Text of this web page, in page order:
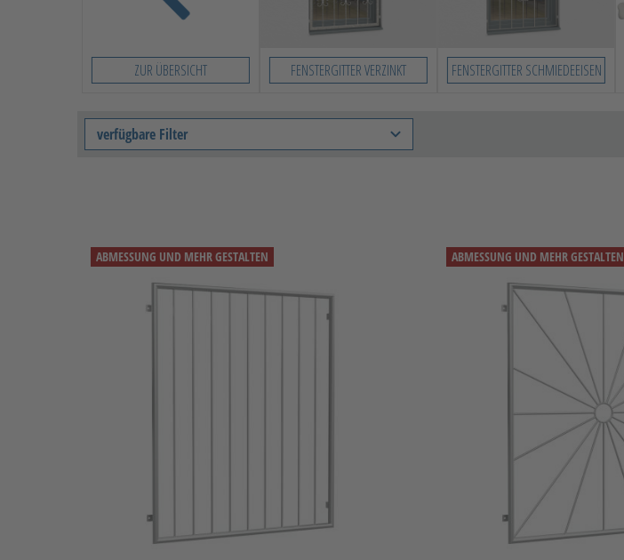
ZUR ÜBERSICHT FENSTERGITTER VERZINKT FENSTERGITTER SCHMIEDEEISEN
verfügbare Filter
ABMESSUNG UND MEHR GESTALTEN ABMESSUNG UND MEHR GESTALTEN